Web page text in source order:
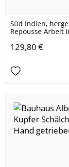
Süd Indien,
Repousse Arbeit
129,80 €